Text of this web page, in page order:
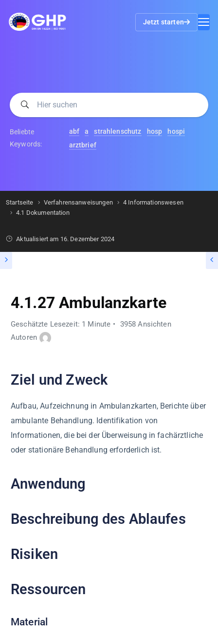
Jetzt starten
Beliebte
Keywords:
abf a strahlenschutz hosp
hospi
arztbrief
Startseite Verfahrensanweisungen
4 Informationswesen
4.1 Dokumentation
Aktualisiert am 16. Dezember 2024
4.1.27 Ambulanzkarte
Geschätzte Lesezeit: 1 Minute
3958 Ansichten
Autoren
Ziel und Zweck
Aufbau, Aufzeichnung in Ambulanzkarten, Berichte über
ambulante Behandlung. Identifikation von
Informationen, die bei der Überweisung in fachärztliche
oder stationäre Behandlung erforderlich ist.
Anwendung
Beschreibung des Ablaufes
Risiken
Ressourcen
Material